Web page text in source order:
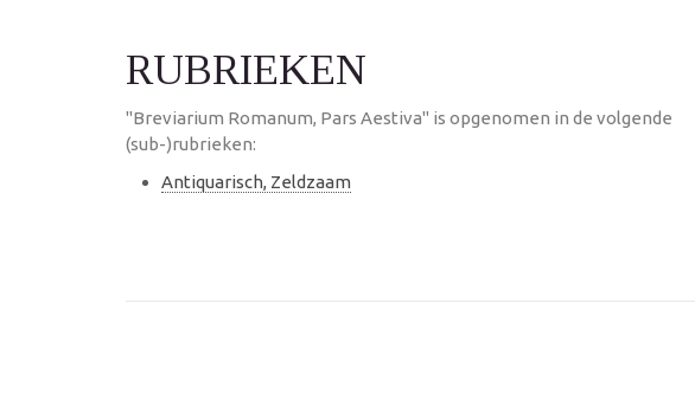
RUBRIEKEN
"Breviarium Romanum, Pars Aestiva" is opgenomen in de volgende
(sub-)rubrieken:
Antiquarisch, Zeldzaam